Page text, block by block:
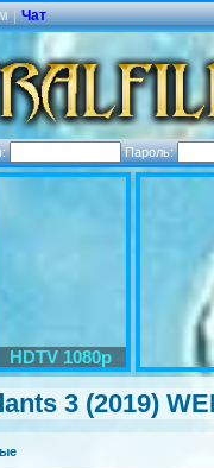
| Чат
Пароль:
HDTV 1080p
3 (2019)